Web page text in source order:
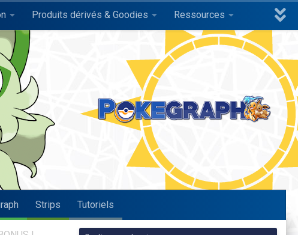
Produits dérivés & Goodies Ressources
Strips Tutoriels